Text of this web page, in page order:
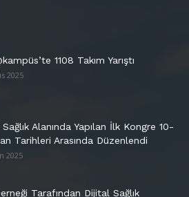
1108 Takım Yarıştı
2025
Alanında Yapılan İlk Kongre 10-
Tarihleri Arasında Düzenlendi
2025
Tarafından Dijital Sağlık